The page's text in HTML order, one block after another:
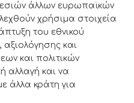
άλλων ευρωπαϊκών
χρήσιμα στοιχεία
του εθνικού
και
και πολιτικών
αλλαγή και να
άλλα κράτη για